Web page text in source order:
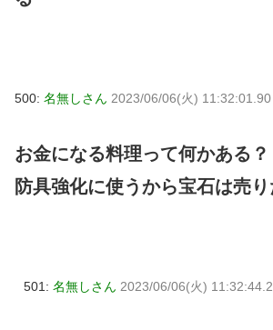
500: 名無しさん 2023/06/06(火)
お金になる料理って何かある？
防具強化に使うから宝石は売
501: 名無しさん 2023/06/06(火)